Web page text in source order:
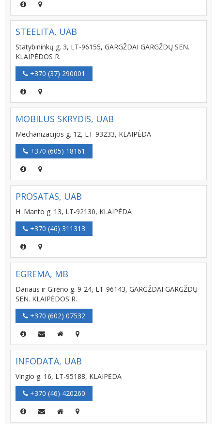
STEELITA, UAB
Statybininkų g. 3, LT-96155, GARGŽDAI GARGŽDŲ SEN.
KLAIPĖDOS R.
+370 (37) 290001
MOBILUS SKRYDIS, UAB
Mechanizacijos g. 12, LT-93233, KLAIPĖDA
+370 (605) 18161
PROSATAS, UAB
H. Manto g. 13, LT-92130, KLAIPĖDA
+370 (46) 311313
EGREMA, MB
Dariaus ir Girėno g. 9-24, LT-96143, GARGŽDAI GARGŽDŲ
SEN. KLAIPĖDOS R.
+370 (602) 07532
INFODATA, UAB
Vingio g. 16, LT-95188, KLAIPĖDA
+370 (46) 420260